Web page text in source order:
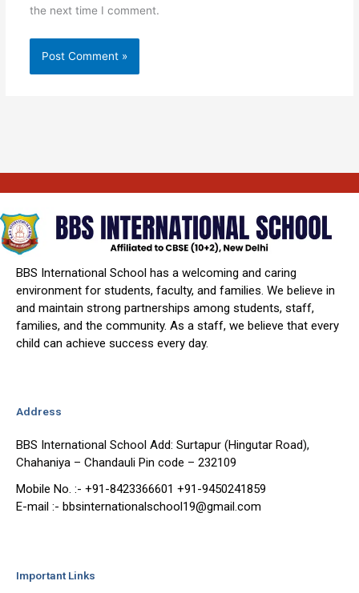
the next time I comment.
BBS International School has a welcoming and caring
environment for students, faculty, and families. We believe in
and maintain strong partnerships among students, staff,
families, and the community. As a staff, we believe that every
child can achieve success every day.
Address
BBS International School Add: Surtapur (Hingutar Road),
Chahaniya – Chandauli Pin code – 232109
Mobile No. :- +91-8423366601 +91-9450241859
E-mail :- bbsinternationalschool19@gmail.com
Important Links